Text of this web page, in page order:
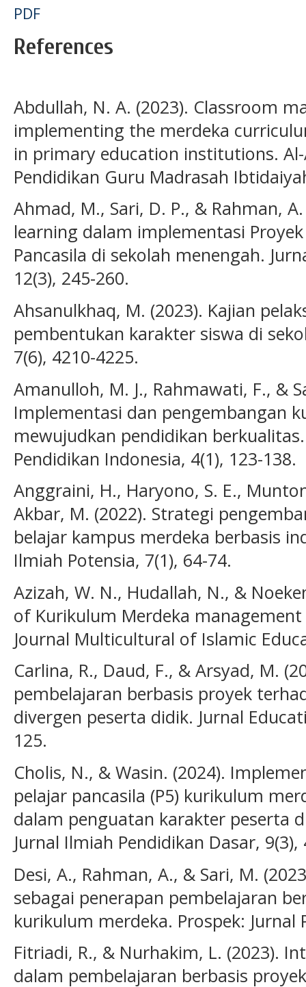
PDF
References
Abdullah, N. A. (2023). Classroom
implementing the merdeka
in primary education institutions.
Pendidikan Guru Madrasah
Ahmad, M., Sari, D. P., & Rahman,
learning dalam implementasi
Pancasila di sekolah menengah.
12(3), 245-260.
Ahsanulkhaq, M. (2023). Kajian
pembentukan karakter siswa di
7(6), 4210-4225.
Amanulloh, M. J., Rahmawati, F., &
Implementasi dan pengembangan
mewujudkan pendidikan
Pendidikan Indonesia, 4(1), 123-138.
Anggraini, H., Haryono, S. E.,
Akbar, M. (2022). Strategi
belajar kampus merdeka berbasis
Ilmiah Potensia, 7(1), 64-74.
Azizah, W. N., Hudallah, N., &
of Kurikulum Merdeka
Journal Multicultural of Islamic
Carlina, R., Daud, F., & Arsyad, M.
pembelajaran berbasis proyek
divergen peserta didik. Jurnal
125.
Cholis, N., & Wasin. (2024).
pelajar pancasila (P5) kurikulum
dalam penguatan karakter peserta
Jurnal Ilmiah Pendidikan Dasar, 9(3),
Desi, A., Rahman, A., & Sari, M.
sebagai penerapan pembelajaran
kurikulum merdeka. Prospek: Jurnal
Fitriadi, R., & Nurhakim, L. (2023).
dalam pembelajaran berbasis